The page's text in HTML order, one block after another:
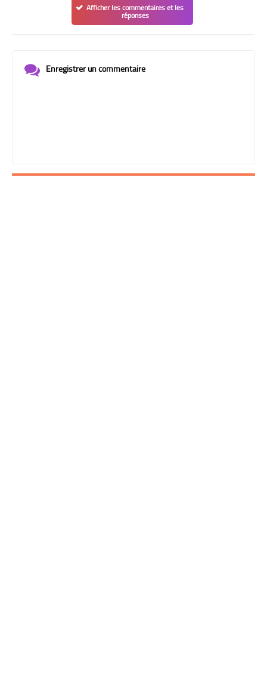
Afficher les commentaires et les
réponses
Enregistrer un commentaire